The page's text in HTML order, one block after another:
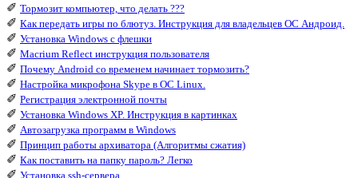
✐ Тормозит компьютер, что делать ???
✐ Как передать игры по блютуз. Инструкция для владельцев ОС Андроид.
✐ Установка Windows с флешки
✐ Macrium Reflect инструкция пользователя
✐ Почему Android со временем начинает тормозить?
✐ Настройка микрофона Skype в ОС Linux.
✐ Регистрация электронной почты
✐ Установка Windows XP. Инструкция в картинках
✐ Автозагрузка программ в Windows
✐ Принцип работы архиватора (Алгоритмы сжатия)
✐ Как поставить на папку пароль? Легко
✐ Установка ssh-сервера